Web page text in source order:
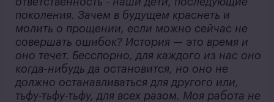
поколения. Зачем в будущем краснеть и
молить о прощении, если можно сейчас не
совершать ошибок? История — это время и
оно течет. Бесспорно, для каждого из нас оно
когда-нибудь да остановится, но оно не
должно останавливаться для другого или,
тьфу-тьфу-тьфу, для всех разом. Моя работа не